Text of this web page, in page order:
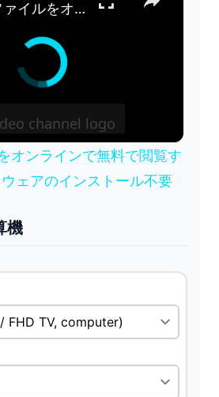
🖼️ JXLファイルをオンラインで無料で閲覧する方法 | ソフトウェアのインストール不要
オンラインで無料で閲覧す
ェアのインストール不要
機